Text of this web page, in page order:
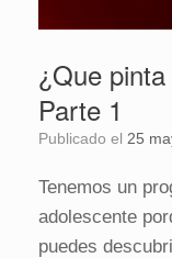
¿Que
Parte 1
Publicado el 25
Tenemos un
adolescente
puedes